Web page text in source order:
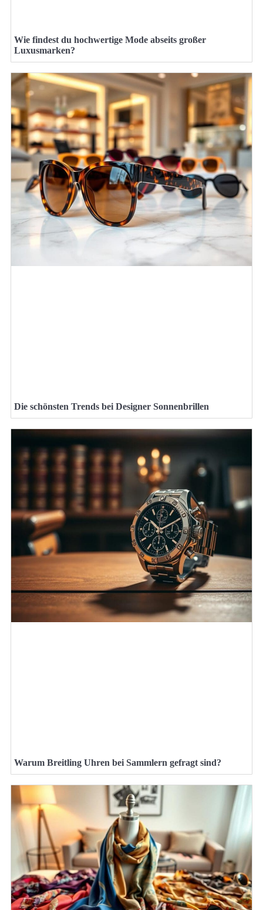
Wie findest du hochwertige Mode abseits großer
Luxusmarken?
Die schönsten Trends bei Designer Sonnenbrillen
Warum Breitling Uhren bei Sammlern gefragt sind?